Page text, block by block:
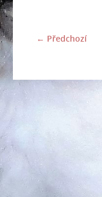
← Předchozí